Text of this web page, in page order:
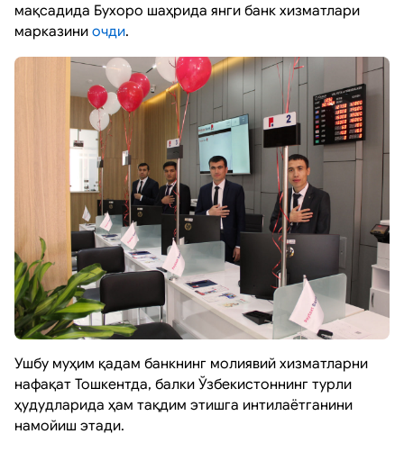
мақсадида Бухоро шаҳрида янги банк хизматлари
марказини очди.
Ушбу муҳим қадам банкнинг молиявий хизматларни
нафақат Тошкентда, балки Ўзбекистоннинг турли
ҳудудларида ҳам тақдим этишга интилаётганини
намойиш этади.